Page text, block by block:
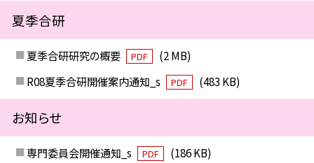
夏季合研
夏季合研研究の概要 PDF
(2 MB)
R08夏季合研開催案内通知_s
PDF (483 KB)
お知らせ
専門委員会開催通知_s PDF
(186 KB)